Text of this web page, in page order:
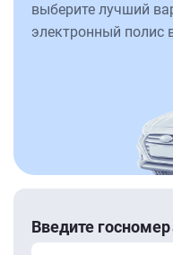
выберите лучший
электронный полис
Введите госномер